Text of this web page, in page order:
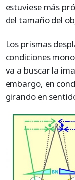
estuviese más
del tamaño del
Los prismas
condiciones
va a buscar la
embargo, en
girando en